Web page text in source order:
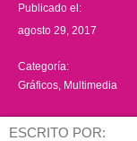
Publicado el:
agosto 29, 2017
Categoría:
Gráficos Multimedia
ESCRITO POR: